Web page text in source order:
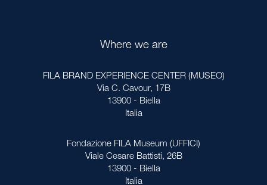
Where we are
FILA BRAND EXPERIENCE CENTER (MUSEO)
Via C. Cavour, 17B
13900 - Biella
Italia
Fondazione FILA Museum (UFFICI)
Viale Cesare Battisti, 26B
13900 - Biella
Italia